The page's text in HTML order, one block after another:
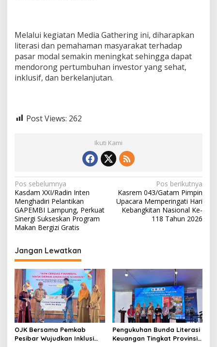
Melalui kegiatan Media Gathering ini, diharapkan
literasi dan pemahaman masyarakat terhadap
pasar modal semakin meningkat sehingga dapat
mendorong pertumbuhan investor yang sehat,
inklusif, dan berkelanjutan.
Post Views: 262
Ikuti Kami
N
a
v
i
a
s
i
p
o
s
Pos sebelumnya
Kasdam XXI/Radin Inten
Menghadiri Pelantikan
GAPEMBI Lampung, Perkuat
Sinergi Sukseskan Program
Makan Bergizi Gratis
Pos berikutnya
Kasrem 043/Gatam Pimpin
Upacara Memperingati Hari
Kebangkitan Nasional Ke-
118 Tahun 2026
Jangan Lewatkan
OJK Bersama Pemkab
Pesibar Wujudkan Inklusi
Pengukuhan Bunda Literasi
Keuangan Tingkat Provinsi,